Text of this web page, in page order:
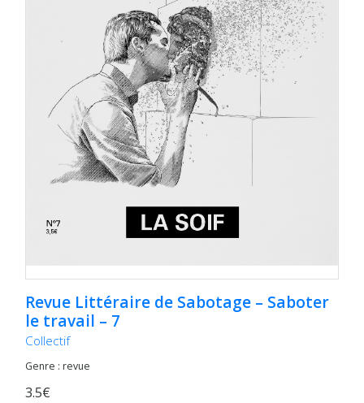
Revue Littéraire de Sabotage – Saboter
le travail – 7
Collectif
Genre : revue
3.5€